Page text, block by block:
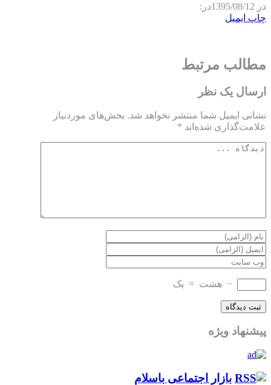
در 1395/08/12در:
چاپ ایمیل
مطالب مرتبط
ارسال یک نظر
نشانی ایمیل شما منتشر نخواهد شد. بخش‌های موردنیاز
علامت‌گذاری شده‌اند *
− هشت = یک
پیشنهاد ویژه
بازار اجتماعی باسلام